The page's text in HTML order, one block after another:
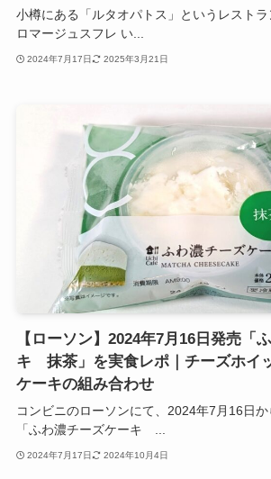
小樽にある「ルタオパトス」というレスト
ロマージュスフレ い...
2024年7月17日 2025年3月21日
【ローソン】2024年7月16日発売「
キ 抹茶」を実食レポ｜チーズホイ
ケーキの組み合わせ
コンビニのローソンにて、2024年7月16日
「ふわ濃チーズケーキ ...
2024年7月17日 2024年10月4日